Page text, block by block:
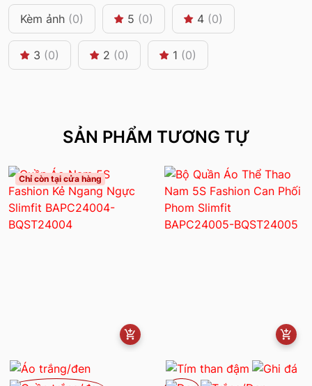
Kèm ảnh (0) 5 (0) 4 (0)
3 (0) 2 (0) 1 (0)
SẢN PHẨM TƯƠNG TỰ
Chỉ còn tại cửa hàng